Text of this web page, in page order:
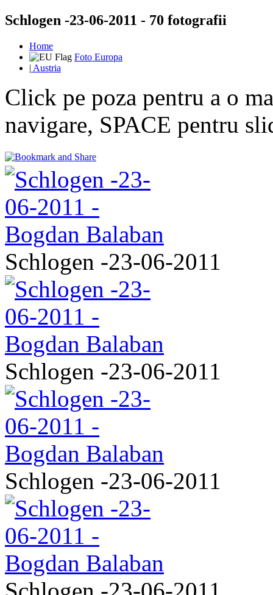
Schlogen -23-06-2011 - 70 fotografii
Home
Foto Europa
| Austria
Click pe poza pentru a o
navigare, SPACE pentru
Schlogen -23-06-2011
Schlogen -23-06-2011
Schlogen -23-06-2011